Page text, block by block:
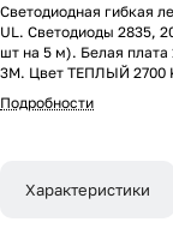
Светодиодная гибкая
UL. Светодиоды 2835,
шт на 5 м). Белая плата
3M. Цвет ТЕПЛЫЙ 2700
угол рассеивания 120°.
питания 24 В, мощность
Подробности
Характеристики